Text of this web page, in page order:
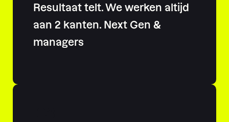
Resultaat telt. We werken altijd
aan 2 kanten. Next Gen &
managers